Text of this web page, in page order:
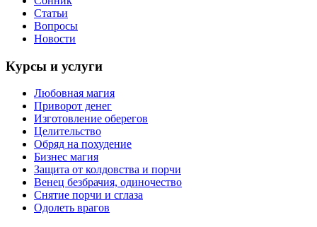
Статьи
Вопросы
Новости
Курсы и услуги
Любовная магия
Приворот денег
Изготовление оберегов
Целительство
Обряд на похудение
Бизнес магия
Защита от колдовства и порчи
Венец безбрачия, одиночество
Снятие порчи и сглаза
Одолеть врагов